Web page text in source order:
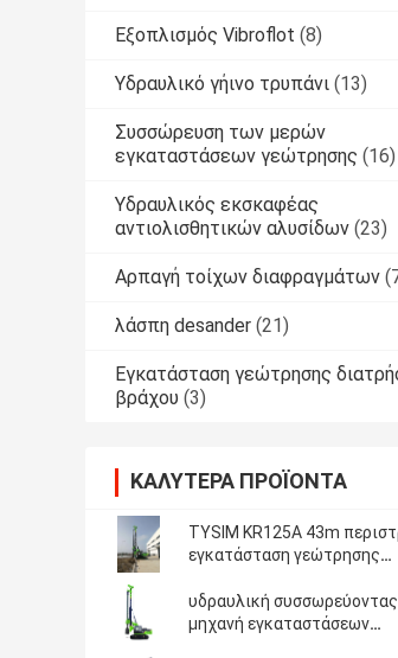
Εξοπλισμός Vibroflot (8)
Υδραυλικό γήινο τρυπάνι (13)
Συσσώρευση των μερών
εγκαταστάσεων γεώτρησης (16)
Υδραυλικός εκσκαφέας
αντιολισθητικών αλυσίδων (23)
Αρπαγή τοίχων διαφραγμάτων
λάσπη desander (21)
Εγκατάσταση γεώτρησης
βράχου (3)
ΚΑΛΎΤΕΡΑ ΠΡΟΪΌΝΤΑ
TYSIM KR125A 43m
εγκατάσταση γεώτρησης
υδραυλική συσσωρεύοντας
μηχανή εγκαταστάσεων